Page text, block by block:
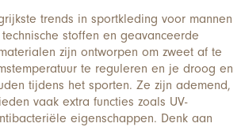
trends in sportkleding voor mannen
stoffen en geavanceerde
zijn ontworpen om zweet af te
te reguleren en je droog en
tijdens het sporten. Ze zijn ademend,
vaak extra functies zoals UV-
eigenschappen. Denk aan